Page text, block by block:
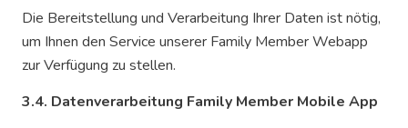
Die Bereitstellung und Verarbeitung Ihrer Daten ist nötig,
um Ihnen den Service unserer Family Member Webapp
zur Verfügung zu stellen.
3.4. Datenverarbeitung Family Member Mobile App